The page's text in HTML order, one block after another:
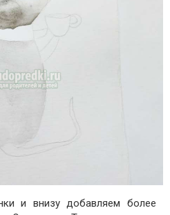
и внизу добавляем более